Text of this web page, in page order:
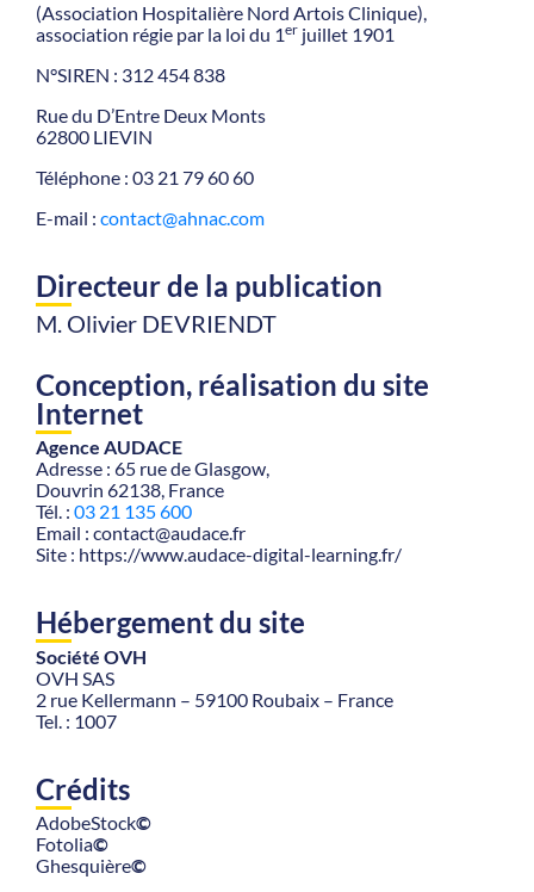
(Association Hospitalière Nord Artois Clinique),
association régie par la loi du 1er juillet 1901
N°SIREN : 312 454 838
Rue du D’Entre Deux Monts
62800 LIEVIN
Téléphone : 03 21 79 60 60
E-mail : contact@ahnac.com
Directeur de la publication
M. Olivier DEVRIENDT
Conception, réalisation du site
Internet
Agence AUDACE
Adresse : 65 rue de Glasgow,
Douvrin 62138, France
Tél. : 03 21 135 600
Email : contact@audace.fr
Site : https://www.audace-digital-learning.fr/
Hébergement du site
Société OVH
OVH SAS
2 rue Kellermann – 59100 Roubaix – France
Tel. : 1007
Crédits
AdobeStock©
Fotolia©
Ghesquière©